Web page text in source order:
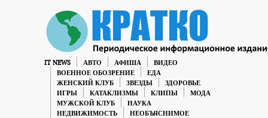
IT NEWS АВТО АФИША
ВИДЕО
ВОЕННОЕ ОБОЗРЕНИЕ
ЕДА
ЖЕНСКИЙ КЛУБ
ЗВЕЗДЫ
ЗДОРОВЬЕ
ИГРЫ
КАТАКЛИЗМЫ КЛИПЫ
МОДА
МУЖСКОЙ КЛУБ
НАУКА
НЕДВИЖИМОСТЬ
НЕОБЪЯСНИМОЕ